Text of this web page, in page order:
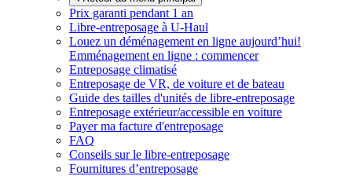
Prix garanti pendant 1 an
Libre-entreposage à U-Haul
Louez un déménagement en ligne aujourd’hui!
Emménagement en ligne : commencer
Entreposage climatisé
Entreposage de VR, de voiture et de bateau
Guide des tailles d'unités de libre-entreposage
Entreposage extérieur/accessible en voiture
Payer ma facture d'entreposage
FAQ
Conseils sur le libre-entreposage
Fournitures d’entreposage